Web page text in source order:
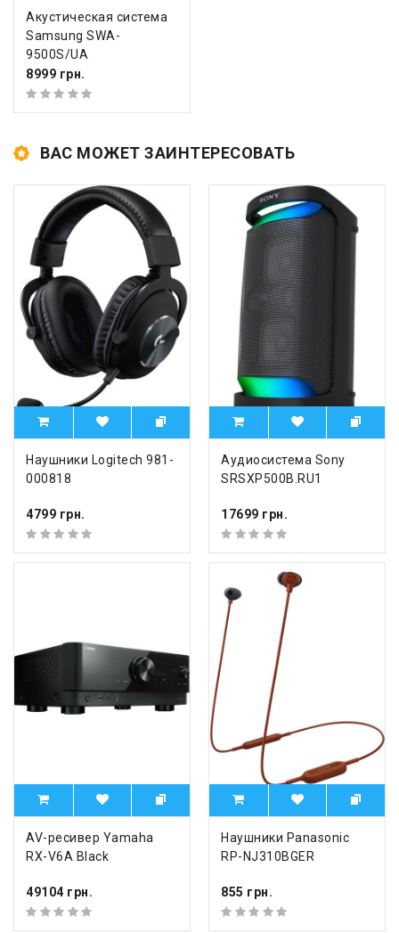
Акустическая система
Samsung SWA-
9500S/UA
8999 грн.
ВАС МОЖЕТ ЗАИНТЕРЕСОВАТЬ
Наушники Logitech 981-
000818
4799 грн.
Аудиосистема Sony
SRSXP500B.RU1
17699 грн.
AV-ресивер Yamaha
RX-V6A Black
49104 грн.
Наушники Panasonic
RP-NJ310BGER
855 грн.